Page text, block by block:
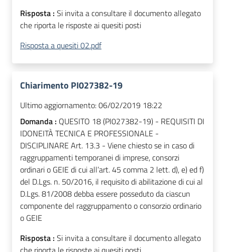
Risposta : Si invita a consultare il documento allegato
che riporta le risposte ai quesiti posti
Risposta a quesiti 02.pdf
Chiarimento PI027382-19
Ultimo aggiornamento:06/02/2019 18:22
Domanda : QUESITO 18 (PI027382-19) - REQUISITI DI
IDONEITÀ TECNICA E PROFESSIONALE -
DISCIPLINARE Art. 13.3 - Viene chiesto se in caso di
raggruppamenti temporanei di imprese, consorzi
ordinari o GEIE di cui all’art. 45 comma 2 lett. d), e) ed f)
del D.Lgs. n. 50/2016, il requisito di abilitazione di cui al
D.Lgs. 81/2008 debba essere posseduto da ciascun
componente del raggruppamento o consorzio ordinario
o GEIE
Risposta : Si invita a consultare il documento allegato